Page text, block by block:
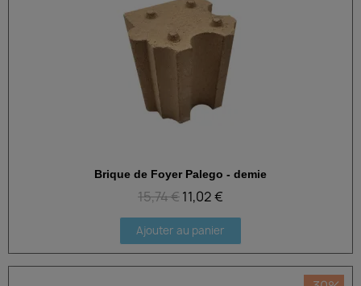
Aperçu rapide
Brique de Foyer Palego - demie
15,74 €11,02 €
Ajouter au panier